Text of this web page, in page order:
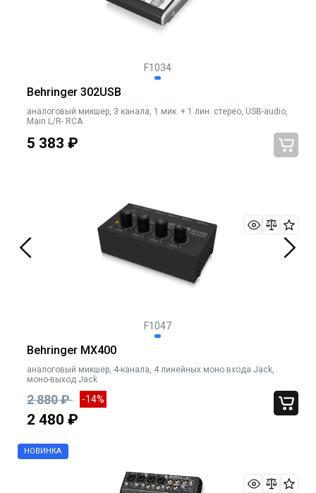
F1034
Behringer 302USB
аналоговый микшер, 3 канала, 1 мик. + 1 лин. стерео, USB-audio,
Main L/R- RCA
5 383 ₽
F1047
Behringer MX400
аналоговый микшер, 4-канала, 4 линейных моно входа Jack,
моно-выход Jack
2 880 ₽ -14%
2 480 ₽